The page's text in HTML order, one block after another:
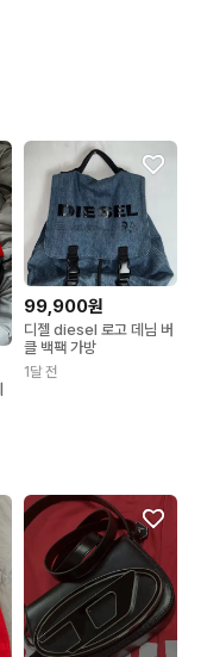
99,900원
디젤 diesel 로고 데님 버
클 백팩 가방
1달 전